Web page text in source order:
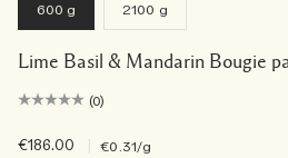
600 g 2100 g
Lime Basil & Mandarin Bougie
(0)
€186.00 €0.31/g